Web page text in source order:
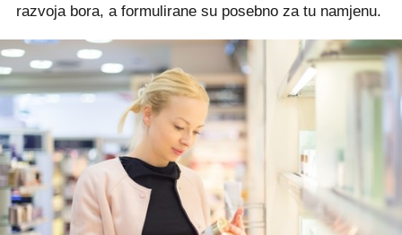
razvoja bora, a formulirane su posebno za tu namjenu.